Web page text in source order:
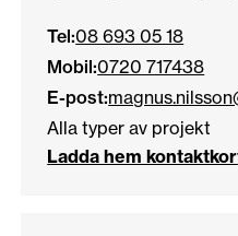
Tel:08 693 05 18
Mobil:0720 717438
E-post:
Alla typer av projekt
Ladda hem